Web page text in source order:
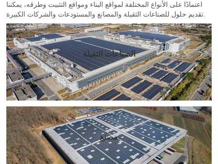
اعتمادًا على الأنواع المختلفة لمواقع البناء ومواقع التثبيت وطرقه، يمكننا
الصناعات الثقيلة
مصنع